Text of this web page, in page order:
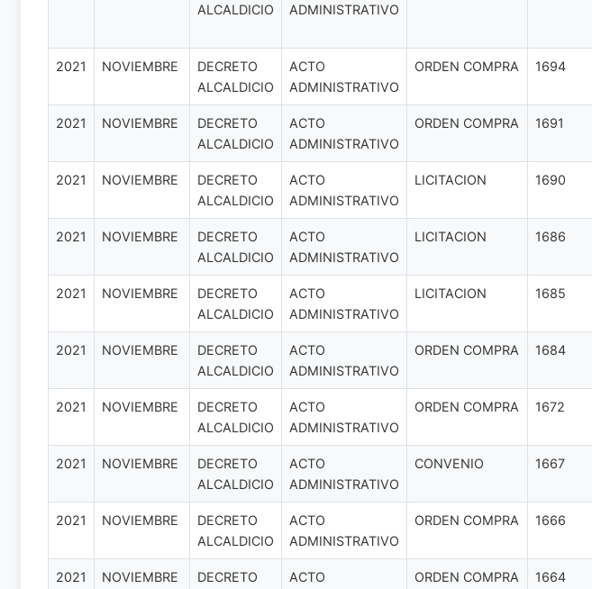
ALCALDICIO
ADMINISTRATIVO
2021 NOVIEMBRE
DECRETO
ALCALDICIO
ACTO
ADMINISTRATIVO
ORDEN COMPRA 1694
2021 NOVIEMBRE
DECRETO
ALCALDICIO
ACTO
ADMINISTRATIVO
ORDEN COMPRA 1691
2021 NOVIEMBRE
DECRETO
ALCALDICIO
ACTO
ADMINISTRATIVO
LICITACION 1690
2021 NOVIEMBRE
DECRETO
ALCALDICIO
ACTO
ADMINISTRATIVO
LICITACION 1686
2021 NOVIEMBRE
DECRETO
ALCALDICIO
ACTO
ADMINISTRATIVO
LICITACION 1685
2021 NOVIEMBRE
DECRETO
ALCALDICIO
ACTO
ADMINISTRATIVO
ORDEN COMPRA 1684
2021 NOVIEMBRE
DECRETO
ALCALDICIO
ACTO
ADMINISTRATIVO
ORDEN COMPRA 1672
2021 NOVIEMBRE
DECRETO
ALCALDICIO
ACTO
ADMINISTRATIVO
CONVENIO 1667
2021 NOVIEMBRE
DECRETO
ALCALDICIO
ACTO
ADMINISTRATIVO
ORDEN COMPRA 1666
2021 NOVIEMBRE DECRETO ACTO ORDEN COMPRA 1664